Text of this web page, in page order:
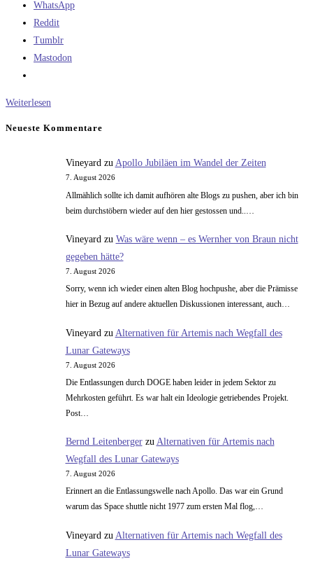
WhatsApp
Reddit
Tumblr
Mastodon
Weiterlesen
Neueste Kommentare
Vineyardzu Apollo Jubiläen im Wandel der Zeiten
7. August 2026
Allmählich sollte ich damit aufhören alte Blogs zu pushen, aber ich bin
beim durchstöbern wieder auf den hier gestossen und..…
Vineyard zu Was wäre wenn – es Wernher von Braun nicht
gegeben hätte?
7. August 2026
Sorry, wenn ich wieder einen alten Blog hochpushe, aber die Prämisse
hier in Bezug auf andere aktuellen Diskussionen interessant, auch…
Vineyard zu Alternativen für Artemis nach Wegfall des
Lunar Gateways
7. August 2026
Die Entlassungen durch DOGE haben leider in jedem Sektor zu
Mehrkosten geführt. Es war halt ein Ideologie getriebendes Projekt.
Post…
Bernd Leitenbergerzu Alternativen für Artemis nach
Wegfall des Lunar Gateways
7. August 2026
Erinnert an die Entlassungswelle nach Apollo. Das war ein Grund
warum das Space shuttle nicht 1977 zum ersten Mal flog,…
Vineyard zu Alternativen für Artemis nach Wegfall des
Lunar Gateways